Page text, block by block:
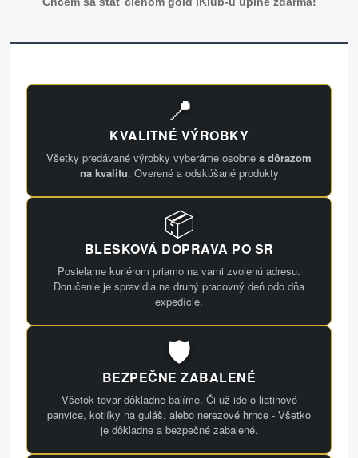
📍
KVALITNÉ VÝROBKY
Všetky predávané výrobky vyberáme osobne s dôrazom
na kvalitu. Overené a odskúšané produkty
📦
BLESKOVÁ DOPRAVA PO SR
Posielame kuriérom priamo na vami zvolenú adresu.
Doručenie je spravidla na druhý pracovný deň odo dňa
expedície.
🛡️
BEZPEČNE ZABALENÉ
Všetok tovar dôkladne balíme. Či už ide o liatinové
panvice, kotlíky na guláš, alebo nerezové hrnce - Všetko
je dôkladne a bezpečné zabalené.